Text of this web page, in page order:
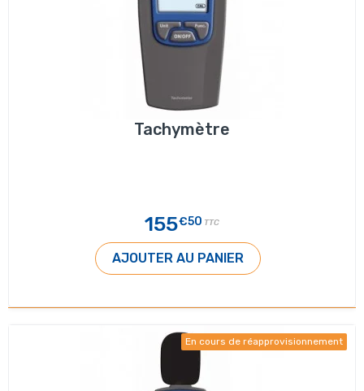
Tachymètre
155€50 TTC
AJOUTER AU PANIER
En cours de réapprovisionnement